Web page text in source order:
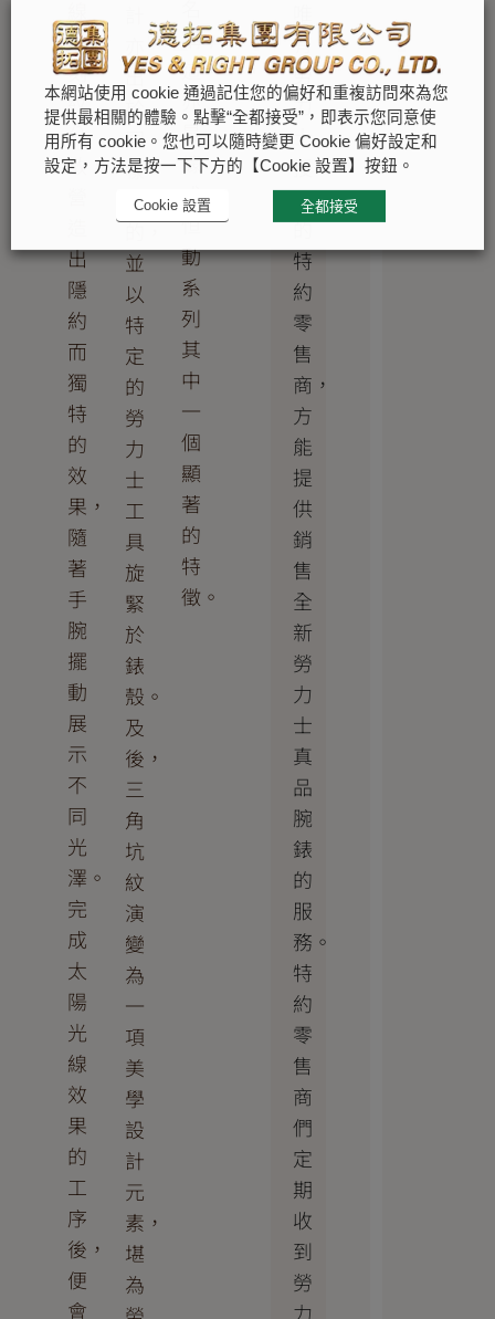
沿
刻
紋
分
散，
出
隱
約
而
獨
特
的
效
果，
隨
著
手
腕
擺
動
展
示
不
同
光
澤。
完
成
太
陽
光
線
效
果
的
工
序
後，
便
會
出
於
同
樣
目
的，
並
以
特
定
的
勞
力
士
工
具
旋
緊
於
錶
殼。
及
後，
三
角
坑
紋
演
變
為
一
項
美
學
設
計
元
素，
堪
為
稱。
這
亦
是
蠔
式
恒
動
系
列
其
中
一
個
顯
著
的
特
徵。
有
勞
力
士
授
權
的
特
約
零
售
商，
方
能
提
供
銷
售
全
新
勞
力
士
真
品
腕
錶
的
服
務。
特
約
零
售
商
們
定
期
收
到
勞
力
本網站使用 cookie 通過記住您的偏好和重複訪問來為您
提供最相關的體驗。點擊“全都接受”，即表示您同意使
用所有 cookie。您也可以隨時變更 Cookie 偏好設定和
設定，方法是按一下下方的【Cookie 設置】按鈕。
Cookie 設置 全都接受